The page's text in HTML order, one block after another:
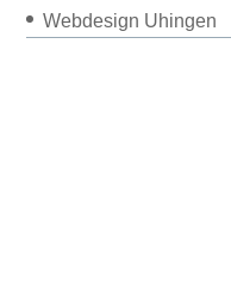
Webdesign Uhingen